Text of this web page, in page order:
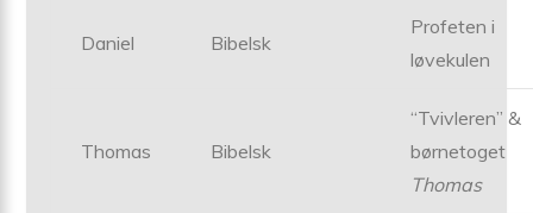
Daniel Bibelsk
Profeten i
løvekulen
Thomas Bibelsk
“Tvivleren” &
børnetoget
Thomas